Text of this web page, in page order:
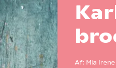
Af: Mia